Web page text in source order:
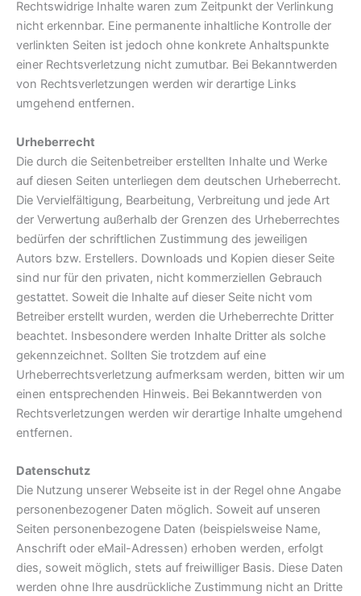
Rechtswidrige Inhalte waren zum Zeitpunkt der Verlinkung
nicht erkennbar. Eine permanente inhaltliche Kontrolle der
verlinkten Seiten ist jedoch ohne konkrete Anhaltspunkte
einer Rechtsverletzung nicht zumutbar. Bei Bekanntwerden
von Rechtsverletzungen werden wir derartige Links
umgehend entfernen.
Urheberrecht
Die durch die Seitenbetreiber erstellten Inhalte und Werke
auf diesen Seiten unterliegen dem deutschen Urheberrecht.
Die Vervielfältigung, Bearbeitung, Verbreitung und jede Art
der Verwertung außerhalb der Grenzen des Urheberrechtes
bedürfen der schriftlichen Zustimmung des jeweiligen
Autors bzw. Erstellers. Downloads und Kopien dieser Seite
sind nur für den privaten, nicht kommerziellen Gebrauch
gestattet. Soweit die Inhalte auf dieser Seite nicht vom
Betreiber erstellt wurden, werden die Urheberrechte Dritter
beachtet. Insbesondere werden Inhalte Dritter als solche
gekennzeichnet. Sollten Sie trotzdem auf eine
Urheberrechtsverletzung aufmerksam werden, bitten wir um
einen entsprechenden Hinweis. Bei Bekanntwerden von
Rechtsverletzungen werden wir derartige Inhalte umgehend
entfernen.
Datenschutz
Die Nutzung unserer Webseite ist in der Regel ohne Angabe
personenbezogener Daten möglich. Soweit auf unseren
Seiten personenbezogene Daten (beispielsweise Name,
Anschrift oder eMail-Adressen) erhoben werden, erfolgt
dies, soweit möglich, stets auf freiwilliger Basis. Diese Daten
werden ohne Ihre ausdrückliche Zustimmung nicht an Dritte